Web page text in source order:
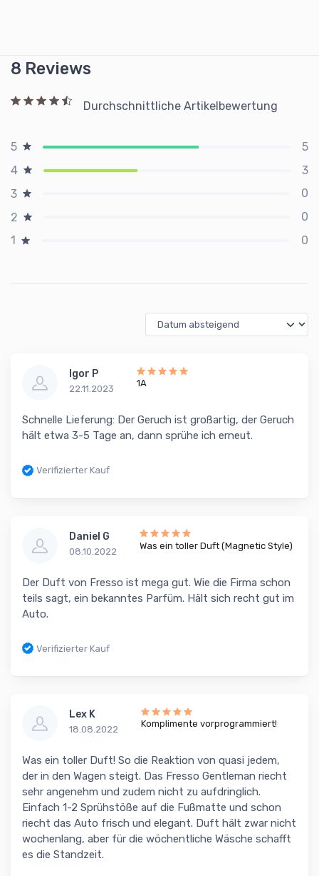
8 Reviews
Durchschnittliche Artikelbewertung
5
5
4
3
3
0
2
0
1
0
Igor P
22.11.2023
1A
Schnelle Lieferung: Der Geruch ist großartig, der Geruch
hält etwa 3-5 Tage an, dann sprühe ich erneut.
Verifizierter Kauf
Daniel G
08.10.2022
Was ein toller Duft (Magnetic Style)
Der Duft von Fresso ist mega gut. Wie die Firma schon
teils sagt, ein bekanntes Parfüm. Hält sich recht gut im
Auto.
Verifizierter Kauf
Lex K
18.08.2022
Komplimente vorprogrammiert!
Was ein toller Duft! So die Reaktion von quasi jedem,
der in den Wagen steigt. Das Fresso Gentleman riecht
sehr angenehm und zudem nicht zu aufdringlich.
Einfach 1-2 Sprühstöße auf die Fußmatte und schon
riecht das Auto frisch und elegant. Duft hält zwar nicht
wochenlang, aber für die wöchentliche Wäsche schafft
es die Standzeit.